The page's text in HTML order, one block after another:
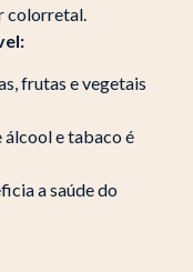
colorretal.
frutas e vegetais
álcool e tabaco é
a saúde do